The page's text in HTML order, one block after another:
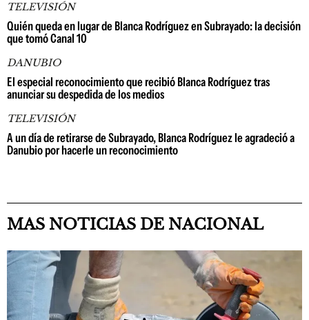
TELEVISIÓN
Quién queda en lugar de Blanca Rodríguez en Subrayado: la decisión
que tomó Canal 10
DANUBIO
El especial reconocimiento que recibió Blanca Rodríguez tras
anunciar su despedida de los medios
TELEVISIÓN
A un día de retirarse de Subrayado, Blanca Rodríguez le agradeció a
Danubio por hacerle un reconocimiento
MAS NOTICIAS DE NACIONAL